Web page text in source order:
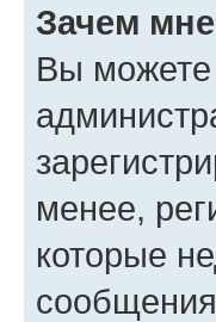
Зачем
Вы можете
менее,
которые